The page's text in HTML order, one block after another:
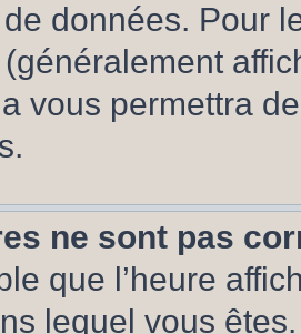
données. Pour
vous permettra
ne sont pas
que l’heure
lequel vous